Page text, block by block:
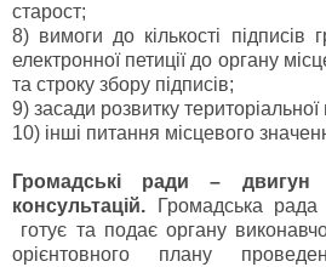
старост;
8) вимоги до кількості підписів
електронної петиції до органу
та строку збору підписів;
9) засади розвитку
10) інші питання місцевого
Громадські ради – двигун
консультацій. Громадська рада
готує та подає органу
орієнтовного плану